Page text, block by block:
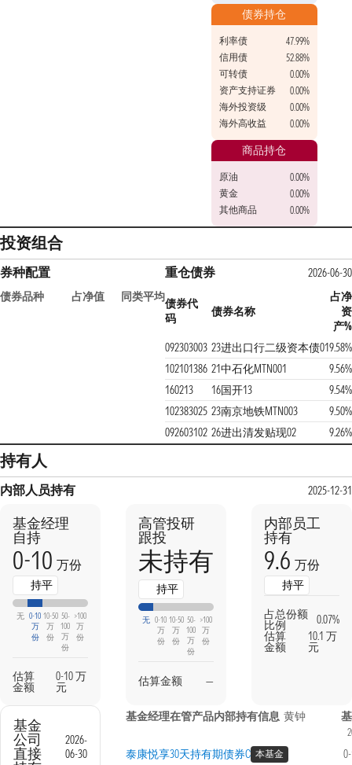
债券持仓
利率债
47.99%
信用债
52.88%
可转债
0.00%
资产支持证券
0.00%
海外投资级
0.00%
海外高收益
0.00%
商品持仓
原油
0.00%
黄金
0.00%
其他商品
0.00%
投资组合
券种配置
债券品种 占净值 同类平均
重仓债券 2026-06-30
债券代
码
债券名称
占净
资
产%
092303003 23进出口行二级资本债019.58%
102101386 21中石化MTN001
9.56%
160213
16国开13
9.54%
102383025 23南京地铁MTN003
9.50%
092603102 26进出清发贴现02 9.26%
持有人
内部人员持有 2025-12-31
基金经理
自持
0-10 万份
持平
无 0-10
万
份
10-50
万
份
50-
100
万
份
>100
万
份
估算
金额
0-10 万
元
高管投研
跟投
未持有
持平
无 0-10
万
份
10-50
万
份
50-
100
万
份
>100
万
份
估算金额 —
内部员工
持有
9.6 万份
持平
占总份额
比例
0.07%
估算
金额
10.1 万
元
基金
公司
直接
2026-
06-30
基金经理在管产品内部持有信息 黄钟
泰康悦享30天持有期债券C 本基金